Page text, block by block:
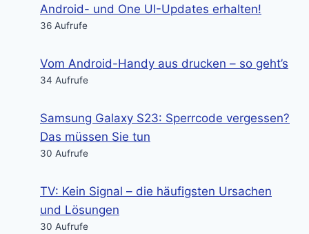
Android- und One UI-Updates erhalten!
36 Aufrufe
Vom Android-Handy aus drucken – so geht’s
34 Aufrufe
Samsung Galaxy S23: Sperrcode vergessen?
Das müssen Sie tun
30 Aufrufe
TV: Kein Signal – die häufigsten Ursachen
und Lösungen
30 Aufrufe